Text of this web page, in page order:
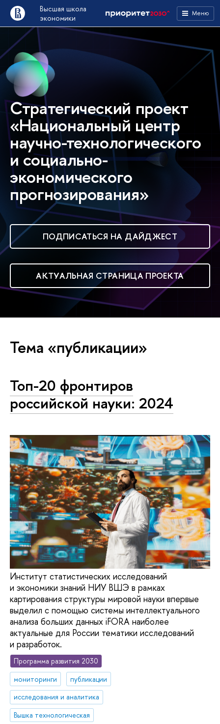
Высшая школа
экономики
Меню
Стратегический проект
«Национальный центр
научно-технологического
и социально-
экономического
прогнозирования»
ПОДПИСАТЬСЯ НА ДАЙДЖЕСТ
АКТУАЛЬНАЯ СТРАНИЦА ПРОЕКТА
Тема «публикации»
Топ-20 фронтиров
российской науки: 2024
Институт статистических исследований
и экономики знаний НИУ ВШЭ в рамках
картирования структуры мировой науки впервые
выделил с помощью системы интеллектуального
анализа больших данных iFORA наиболее
актуальные для России тематики исследований
и разработок.
Программа развития 2030
мониторинги
публикации
исследования и аналитика
Вышка технологическая